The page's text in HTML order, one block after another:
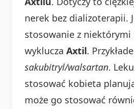
nerek bez dializoterapii.
stosowanie z niektórymi
wyklucza Axtil.
sakubitryl/walsartan.
stosować kobieta
może go stosować